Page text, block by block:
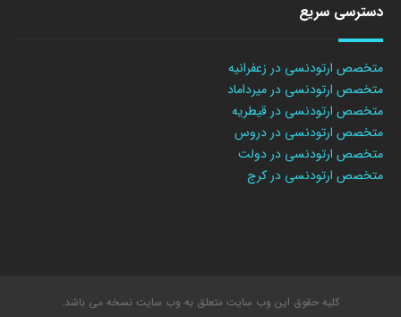
دسترسی سریع
متخصص ارتودنسی در زعفرانیه
متخصص ارتودنسی در میرداماد
متخصص ارتودنسی در قیطریه
متخصص ارتودنسی در دروس
متخصص ارتودنسی در دولت
متخصص ارتودنسی در کرج
کلیه حقوق این وب سایت متعلق به وب سایت نسخه می باشد.